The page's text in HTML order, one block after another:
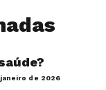
janeiro de 2026